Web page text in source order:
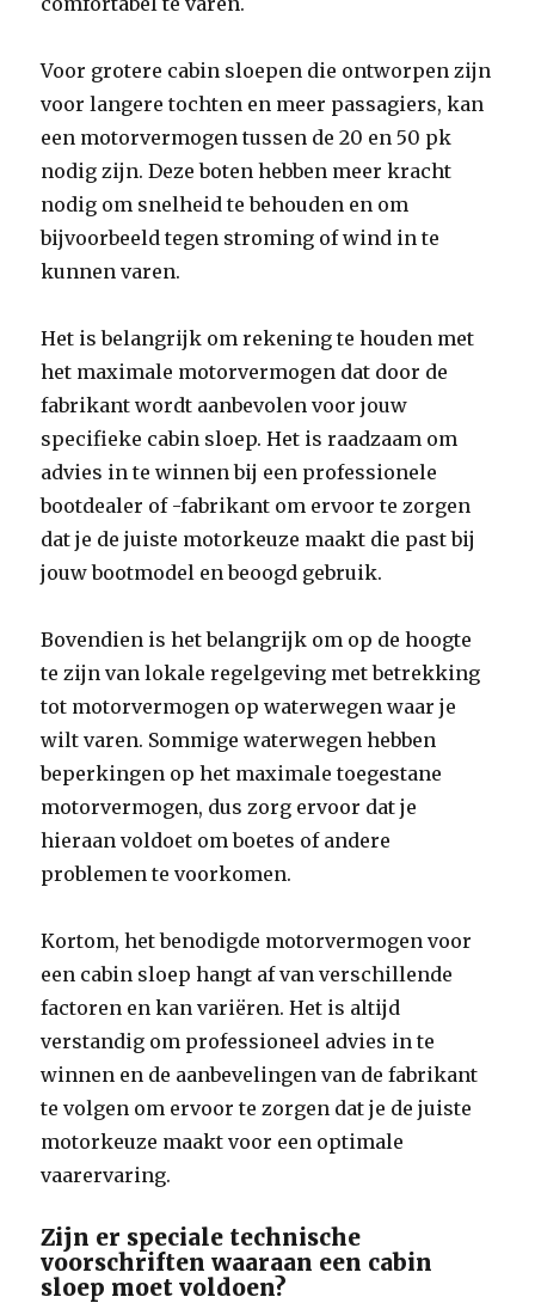
Voor grotere cabin sloepen die ontworpen zijn
voor langere tochten en meer passagiers, kan
een motorvermogen tussen de 20 en 50 pk
nodig zijn. Deze boten hebben meer kracht
nodig om snelheid te behouden en om
bijvoorbeeld tegen stroming of wind in te
kunnen varen.
Het is belangrijk om rekening te houden met
het maximale motorvermogen dat door de
fabrikant wordt aanbevolen voor jouw
specifieke cabin sloep. Het is raadzaam om
advies in te winnen bij een professionele
bootdealer of -fabrikant om ervoor te zorgen
dat je de juiste motorkeuze maakt die past bij
jouw bootmodel en beoogd gebruik.
Bovendien is het belangrijk om op de hoogte
te zijn van lokale regelgeving met betrekking
tot motorvermogen op waterwegen waar je
wilt varen. Sommige waterwegen hebben
beperkingen op het maximale toegestane
motorvermogen, dus zorg ervoor dat je
hieraan voldoet om boetes of andere
problemen te voorkomen.
Kortom, het benodigde motorvermogen voor
een cabin sloep hangt af van verschillende
factoren en kan variëren. Het is altijd
verstandig om professioneel advies in te
winnen en de aanbevelingen van de fabrikant
te volgen om ervoor te zorgen dat je de juiste
motorkeuze maakt voor een optimale
vaarervaring.
Zijn er speciale technische
voorschriften waaraan een cabin
sloep moet voldoen?